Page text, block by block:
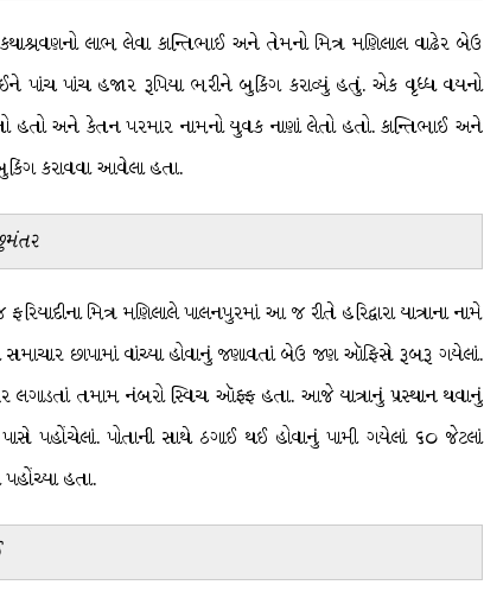
લાભ લેવા કાન્તિભાઈ અને તેમનો મિત્ર મણિલાલ વાઢેર બેઉ
પાંચ પાંચ હજાર રૂપિયા ભરીને બુકિંગ કરાવ્યું હતું. એક વૃધ્ધ વયનો
હતો અને કેતન પરમાર નામનો યુવક નાણાં લેતો હતો. કાન્તિભાઈ અને
કરાવવા આવેલા હતા.
મિત્ર મણિલાલે પાલનપુરમાં આ જ રીતે હરિદ્વારા યાત્રાના નામે
સમાચાર છાપામાં વાંચ્યા હોવાનું જણાવતાં બેઉ જણ ઑફિસે રૂબરૂ ગયેલાં.
તમામ નંબરો સ્વિચ ઑફ્ફ હતા. આજે યાત્રાનું પ્રસ્થાન થવાનું
પહોંચેલાં. પોતાની સાથે ઠગાઈ થઈ હોવાનું પામી ગયેલાં ૬૦ જેટલાં
હતા.